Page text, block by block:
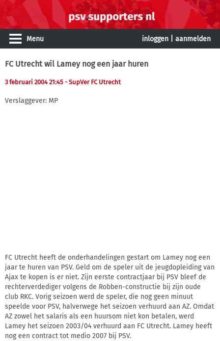
Menu inloggen aanmelden
FC Utrecht wil Lamey nog een jaar huren
3 februari 2004 21:45 - SupVer FC Utrecht
Verslaggever: MP
FC Utrecht heeft de onderhandelingen gestart om Lamey nog een
jaar te huren van PSV. Geld om de speler uit de jeugdopleiding van
Ajax te kopen is er niet. Zijn eerste contractjaar bij PSV bleef de
rechterverdediger volgens de Robben-constructie bij zijn oude
club RKC. Vorig seizoen werd de speler, die nog geen minuut
speelde voor PSV, halverwege het seizoen verhuurd aan AZ. Omdat
AZ zowel het salaris als een huursom niet kon betalen, werd
Lamey het seizoen 2003/04 verhuurd aan FC Utrecht. Lamey heeft
nog een contract tot medio 2007 bij PSV.